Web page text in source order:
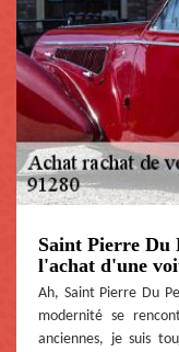
Saint Pierre Du
l'achat d'une
Ah, Saint Pierre Du
modernité se
anciennes, je suis